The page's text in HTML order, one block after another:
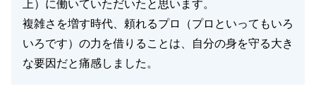
上）に働いていただいたと思います。
複雑さを増す時代、頼れるプロ（プロといってもいろ
いろです）の力を借りることは、自分の身を守る大き
な要因だと痛感しました。